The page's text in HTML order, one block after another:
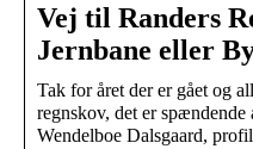
Vej til Randers
Jernbane eller
Tak for året der er gået og
regnskov, det er
Wendelboe Dalsgaard,